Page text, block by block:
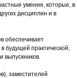
умения, которые, в
дисциплин и в
обеспечивает
будущей практической,
выпускников.
заместителей